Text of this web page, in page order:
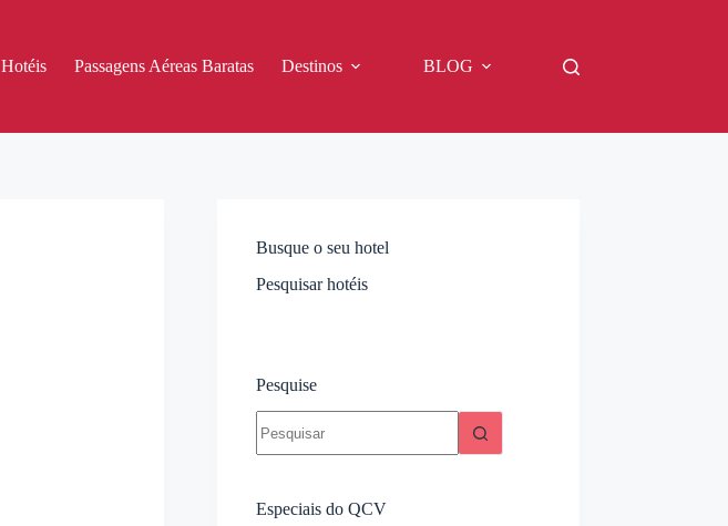
Hotéis Passagens Aéreas Baratas Destinos BLOG
Busque o seu hotel
Pesquisar hotéis
Pesquise
resultados
Especiais do QCV